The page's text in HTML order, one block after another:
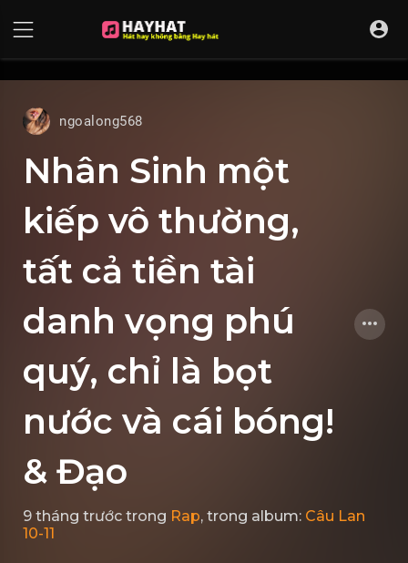
ngoalong568
Nhân Sinh một
kiếp vô thường,
tất cả tiền tài
danh vọng phú
quý, chỉ là bọt
nước và cái bóng!
& Đạo
9 tháng trước trong Rap, trong album: Câu Lan
10-11